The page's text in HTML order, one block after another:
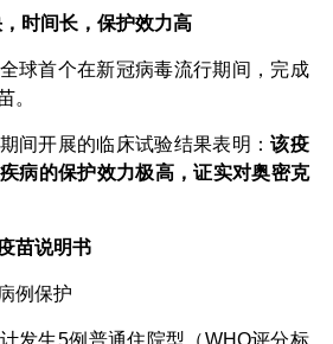
时间长，保护效力高
球首个在新冠病毒流行期间，完成
。
间开展的临床试验结果表明：该疫
病的保护效力极高，证实对奥密克
苗说明书
例保护
发生5例普通住院型（WHO评分标